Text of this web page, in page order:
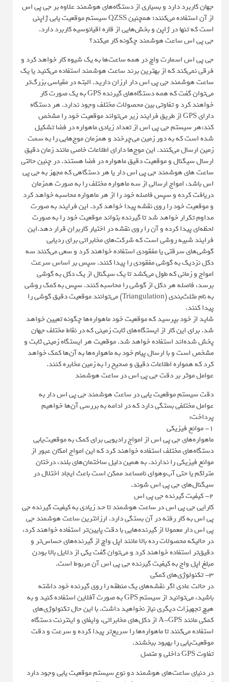
جهان کاربرد دارد و بسیاری از دستگاه‌های هوشمند علاوه بر جی پی اس
از آن استفاده می‌کنند؛ همچنین QZSS سیستم موقعیت یابی ژاپنی
است که تنها در ژاپن و بخش‌هایی از قاره اقیانوسیه کاربرد دارد.
جی پی اس ساعت هوشمند چگونه کار میکند؟
جی پی اس اسمارت واچ در همه ساعت‌ها به یک شیوه کار خواهد کرد و
فرقی نمی‌کند که از بهترین برند ساعت هوشمند استفاده می‌کنید یا یک
ساعت هوشمند جی پی اس دار ارزان دارید. البته در مقیاسی بزرگ‌تر
می‌توان گفت که همه دستگاه‌های گیرنده GPS به یک صورت کار
خواهند کرد و تفاوتی بین محصولات مختلف وجود ندارد. هر دستگاه
دارای GPS از طریق فرایند زیر می‌تواند موقعیت خود را مشخص
کند:هر سیستم جی پی اس از تعداد زیادی ماهواره در فضا تشکیل
شده است که به دور زمین می‌چرخند و همزمان موج‌هایی را به سمت
زمین ارسال می‌کنند. این موج‌ها دارای اطلاعات خاصی مانند زمان دقیق
ارسال سیگنال و موقعیت دقیق ماهواره در فضا هستند. در چنین حالتی
ساعت های هوشمند جی پی اس دار یا هر دستگاهی که مجهز به جی پی
اس باشد، امواج ارسالی از سه ماهواره مختلف را به صورت همزمان
دریافت کرده و سپس فاصله خود را از هر ماهواره محاسبه خواهد کرد
و موقعیت خود را روی نقشه پیدا خواهد کرد. این فرایند به صورت
مداوم تکرار خواهد شد تا گیرنده بتواند موقعیت خود را به صورت
لحظه‌ای پیدا کرده و آن را روی نقشه در اختیار کاربران قرار دهد.این
فرایند شبیه روشی است که شرکت‌های مخابراتی برای ردیابی
گوشی‌های سرقتی یا مفقودی استفاده خواهند کرد و سعی می‌کنند سه
دکل نزدیک به گوشی مفقودی را پیدا کنند. سپس بر اساس سرعت
امواج و زمانی که طول می‌کشد تا یک سیگنال از یک دکل به گوشی
برسد، فاصله هر دکل از گوشی را محاسبه کنند. سپس به کمک روشی
به نام مثلث‌بندی (Triangulation) می‌توانند موقعیت دقیق گوشی را
پیدا کنند.
شاید از خود بپرسید که موقعیت خود ماهواره‌ها چگونه تعیین خواهد
شد. برای این کار از ایستگاه‌های ثابت زمینی که در نقاط مختلف جهان
پخش شده‌اند استفاده خواهد شد. موقعیت هر ایستگاه زمینی ثابت و
مشخص است و با ارسال پیام خود به ماهواره‌ها به آن‌ها کمک خواهد
کرد که همواره اطلاعات دقیق و صحیح را به زمین مخابره کنند.
عوامل موثر بر دقت جی پی اس در ساعت هوشمند
دقت سیستم موقعیت یابی در ساعت هوشمند جی پی اس دار به
عوامل مختلفی بستگی دارد که در ادامه به بررسی آن‌ها خواهیم
پرداخت:
1- موانع فیزیکی
ماهواره‌های جی پی اس از امواج رادیویی برای کمک به موقعیت‌یابی
دستگاه‌های مختلف استفاده خواهند کرد که این امواج امکان عبور از
موانع فیزیکی را ندارند. به همین دلیل ساختمان‌های بلند، درختان
متراکم یا حتی آب‌وهوای نامساعد ممکن است باعث ایجاد اختلال در
سیگنال‌های جی ‌پی اس شوند.
2- کیفیت گیرنده جی پی اس
کارایی جی پی اس در ساعت هوشمند تا حد زیادی به کیفیت گیرنده جی
پی اس به کار رفته در آن بستگی دارد. ارزانترین ساعت هوشمند جی
پی اس دار معمولا از گیرنده‌هایی با دقت پایین‌تر استفاده خواهند کرد،
در حالیکه محصولات رده بالا مانند اپل واچ از گیرنده‌های حساس‌تر و
دقیق‌تر استفاده خواهند کرد و می‌توان گفت یکی از دلایل بالا بودن
مبلغ اپل واج به کیفیت گیرنده جی پی اس آن مربوط است.
3- تکنولوژی‌های کمکی
در حالت عادی اگر نقشه‌های یک منطقه را روی گیرنده خود داشته
باشید، می‌توانید از سیستم GPS به صورت آفلاین استفاده کنید و به
هیچ تجهیزات دیگری نیاز نخواهید داشت. با این حال تکنولوژی‌های
کمکی مانند A-GPS از دکل‌های مخابراتی، وایفای و اینترنت دستگاه
استفاده می‌کنند تا ماهواره‌ها را سریع‌تر پیدا کرده و سرعت و دقت
موقعیت‌یابی را بهبود ببخشند.
تفاوت GPS داخلی و متصل
در دنیای ساعت‌های هوشمند دو نوع سیستم موقعیت یابی وجود دارد